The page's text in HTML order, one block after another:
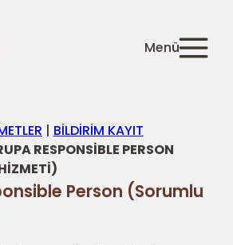
| BILDIRIM KAYIT
RESPONSIBLE PERSON
Person (Sorumlu